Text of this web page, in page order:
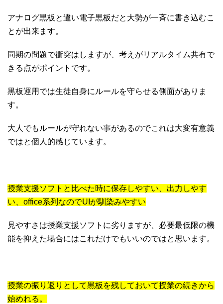
アナログ黒板と違い電子黒板だと大勢が一斉に書き込むこ
とが出来ます。
同期の問題で衝突はしますが、考えがリアルタイム共有で
きる点がポイントです。
黒板運用では生徒自身にルールを守らせる側面がありま
す。
大人でもルールが守れない事があるのでこれは大変有意義
ではと個人的感じています。
授業支援ソフトと比べた時に保存しやすい、出力しやす
い、office系列なのでUIが馴染みやすい
見やすさは授業支援ソフトに劣りますが、必要最低限の機
能を抑えた場合にはこれだけでもいいのではと思います。
授業の振り返りとして黒板を残しておいて授業の続きから
始めれる。